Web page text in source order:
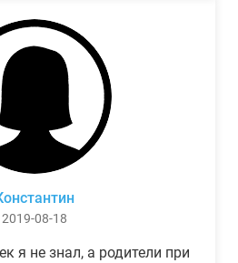
2019-08-18
я не знал, а родители при